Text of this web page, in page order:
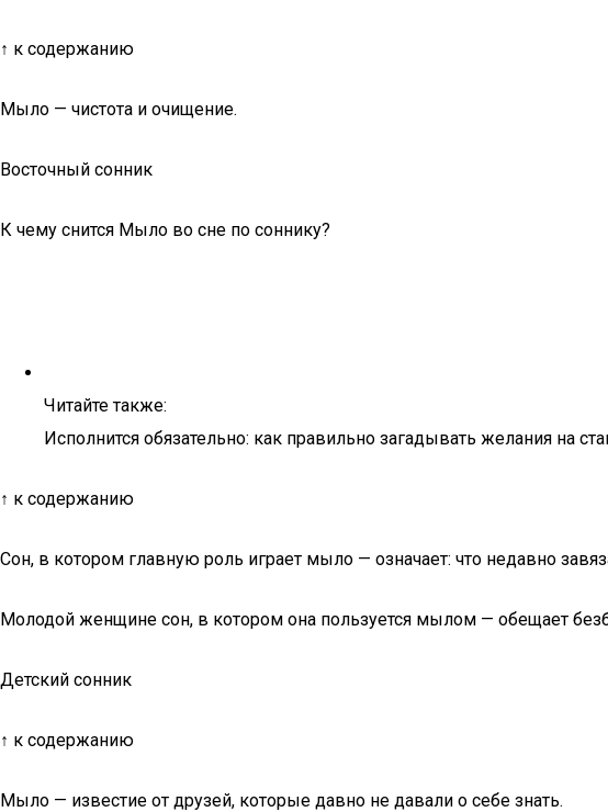
↑ к содержанию
Мыло — чистота и очищение.
Восточный сонник
К чему снится Мыло во сне по соннику?
Читайте также:
Исполнится обязательно: как правильно загадывать желания на
↑ к содержанию
Сон, в котором главную роль играет мыло — означает: что недавно
Молодой женщине сон, в котором она пользуется мылом — обещает
Детский сонник
↑ к содержанию
Мыло — известие от друзей, которые давно не давали о себе знать.